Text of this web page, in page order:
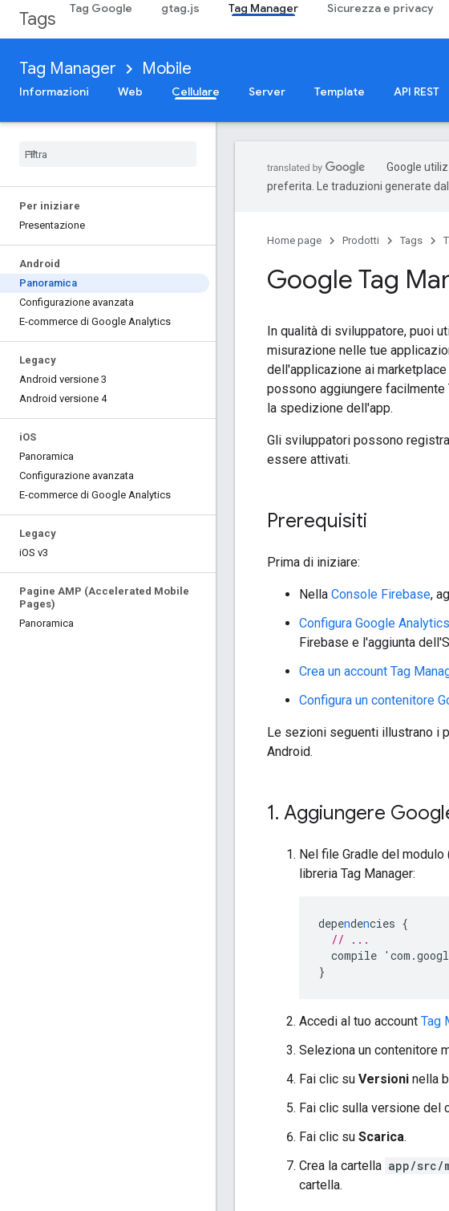
Tags Tag Google gtag.js Tag Manager Sicurezza e privacy
Tag Manager Mobile
Informazioni
Web Cellulare Server Template API REST
Per iniziare
Presentazione
Android
Panoramica
Configurazione avanzata
E-commerce di Google Analytics
Legacy
Android versione 3
Android versione 4
iOS
Panoramica
Configurazione avanzata
E-commerce di Google Analytics
Legacy
iOS v3
Pagine AMP (Accelerated Mobile
Pages)
Panoramica
Google
preferita. Le traduzioni generate
Home page Prodotti Tags
Google Tag
In qualità di sviluppatore, puoi
misurazione nelle tue
dell'applicazione ai
possono aggiungere
la spedizione dell'app.
Gli sviluppatori possono
essere attivati.
Prerequisiti
Prima di iniziare:
Nella Console Firebase,
Configura Google Analytics
Firebase e l'aggiunta
Crea un account Tag
Configura un contenitore
Le sezioni seguenti illustrano i
Android.
1. Aggiungere
Nel file Gradle del
libreria Tag Manager:
dependencies {
// ...
compile
}
Accedi al tuo account Tag
Seleziona un contenitore
Fai clic su Versioni nella
Fai clic sulla versione del
Fai clic su Scarica.
Crea la cartella app/src/
cartella.